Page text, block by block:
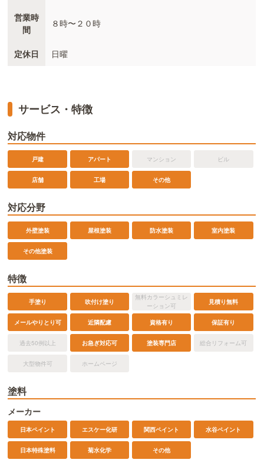
営業時
間
８時〜２０時
定休日 日曜
サービス・特徴
対応物件
戸建 アパート マンション ビル
店舗 工場 その他
対応分野
外壁塗装 屋根塗装 防水塗装 室内塗装
その他塗装
特徴
手塗り 吹付け塗り
無料カラーシュミレ
ーション可
見積り無料
メールやりとり可 近隣配慮 資格有り 保証有り
過去50例以上 お急ぎ対応可 塗装専門店 総合リフォーム可
大型物件可 ホームページ
塗料
メーカー
日本ペイント エスケー化研 関西ペイント 水谷ペイント
日本特殊塗料 菊水化学 その他